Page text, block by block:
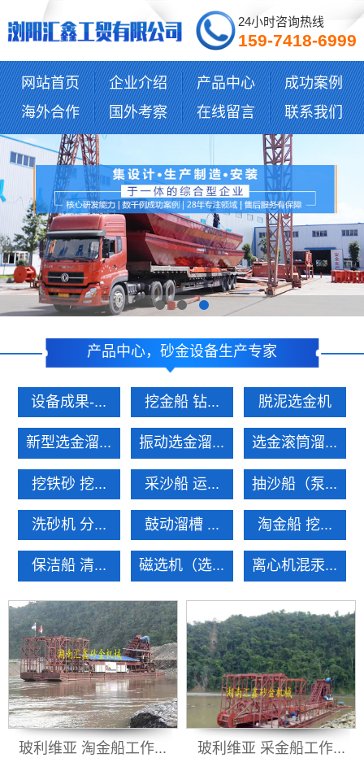
24小时咨询热线
159-7418-6999
网站首页 企业介绍 产品中心
成功案例
海外合作
国外考察 在线留言 联系我们
产品中心，砂金设备生产专家
设备成果-... 挖金船 钻... 脱泥选金机
新型选金溜... 振动选金溜... 选金滚筒溜...
挖铁砂 挖... 采沙船 运... 抽沙船（泵...
洗砂机 分... 鼓动溜槽 ... 淘金船 挖...
保洁船 清... 磁选机（选... 离心机混汞...
玻利维亚 淘金船工作... 玻利维亚 采金船工作...